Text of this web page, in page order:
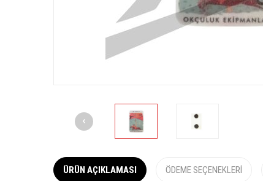
ÜRÜN AÇIKLAMASI ÖDEME SEÇENEKLERI